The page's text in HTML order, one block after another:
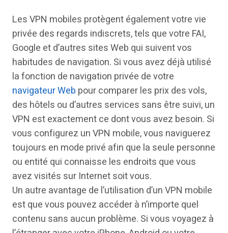
Les VPN mobiles protègent également votre vie
privée des regards indiscrets, tels que votre FAI,
Google et d’autres sites Web qui suivent vos
habitudes de navigation. Si vous avez déjà utilisé
la fonction de navigation privée de votre
navigateur Web pour comparer les prix des vols,
des hôtels ou d’autres services sans être suivi, un
VPN est exactement ce dont vous avez besoin. Si
vous configurez un VPN mobile, vous naviguerez
toujours en mode privé afin que la seule personne
ou entité qui connaisse les endroits que vous
avez visités sur Internet soit vous.
Un autre avantage de l’utilisation d’un VPN mobile
est que vous pouvez accéder à n’importe quel
contenu sans aucun problème. Si vous voyagez à